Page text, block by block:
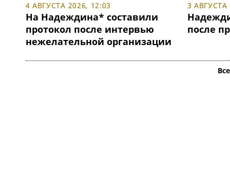
4 АВГУСТА 2026, 12:03
На Надеждина* составили
протокол после интервью
нежелательной организации
3 АВГУСТА
после